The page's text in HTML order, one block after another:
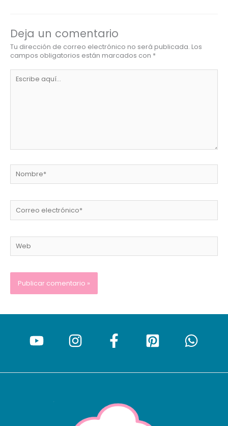
Deja un comentario
Tu dirección de correo electrónico no será publicada. Los
campos obligatorios están marcados con *
aquí...
electrónico*